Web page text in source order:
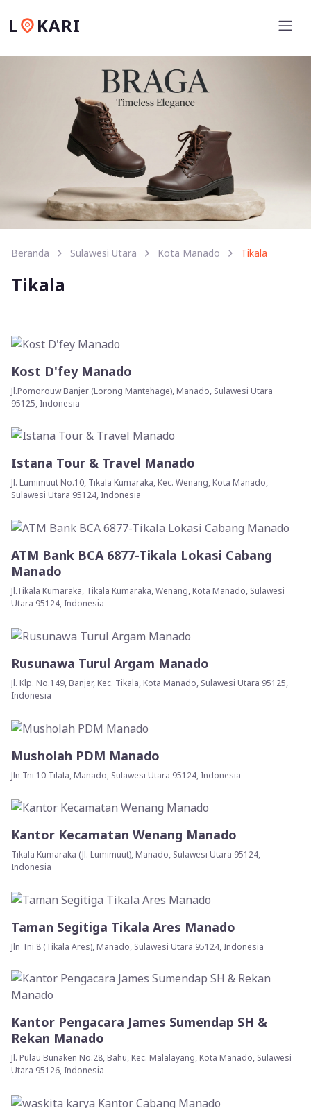
L KARI
Beranda Sulawesi Utara Kota Manado Tikala
Tikala
Kost D'fey Manado
Jl.Pomorouw Banjer (Lorong Mantehage), Manado, Sulawesi Utara
95125, Indonesia
Istana Tour & Travel Manado
Jl. Lumimuut No.10, Tikala Kumaraka, Kec. Wenang, Kota Manado,
Sulawesi Utara 95124, Indonesia
ATM Bank BCA 6877-Tikala Lokasi Cabang
Manado
Jl.Tikala Kumaraka, Tikala Kumaraka, Wenang, Kota Manado, Sulawesi
Utara 95124, Indonesia
Rusunawa Turul Argam Manado
Jl. Klp. No.149, Banjer, Kec. Tikala, Kota Manado, Sulawesi Utara 95125,
Indonesia
Musholah PDM Manado
Jln Tni 10 Tilala, Manado, Sulawesi Utara 95124, Indonesia
Kantor Kecamatan Wenang Manado
Tikala Kumaraka (Jl. Lumimuut), Manado, Sulawesi Utara 95124,
Indonesia
Taman Segitiga Tikala Ares Manado
Jln Tni 8 (Tikala Ares), Manado, Sulawesi Utara 95124, Indonesia
Kantor Pengacara James Sumendap SH &
Rekan Manado
Jl. Pulau Bunaken No.28, Bahu, Kec. Malalayang, Kota Manado, Sulawesi
Utara 95126, Indonesia